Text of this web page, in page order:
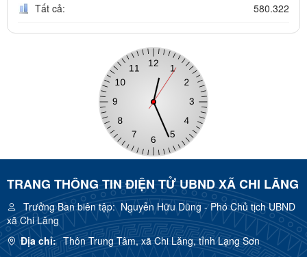
Tất cả: 580.322
TRANG THÔNG TIN ĐIỆN TỬ UBND XÃ CHI LĂNG
Trưởng Ban biên tập:Nguyễn Hữu Dũng - Phó Chủ tịch UBND
xã Chi Lăng
Địa chỉ: Thôn Trung Tâm, xã Chi Lăng, tỉnh Lạng Sơn